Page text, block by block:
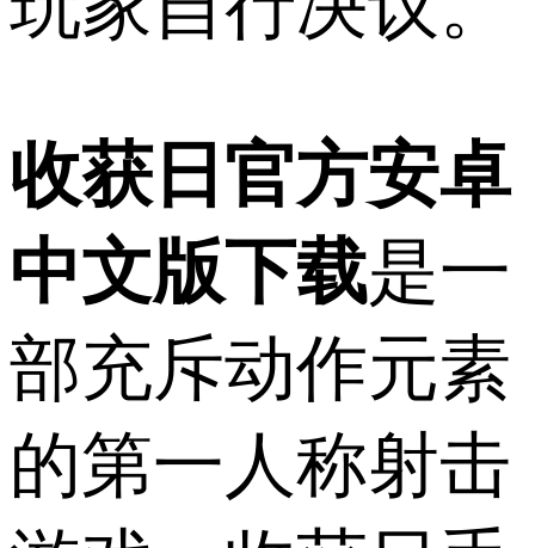
收获日官方安卓
中文版下载是一
部充斥动作元素
的第一人称射击